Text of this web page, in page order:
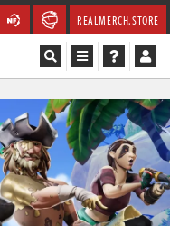
REALMERCH.STORE